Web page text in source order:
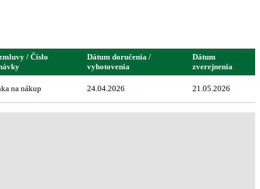
/ Číslo
Dátum doručenia /
vyhotovenia
Dátum
zverejnenia
na nákup 24.04.2026 21.05.2026